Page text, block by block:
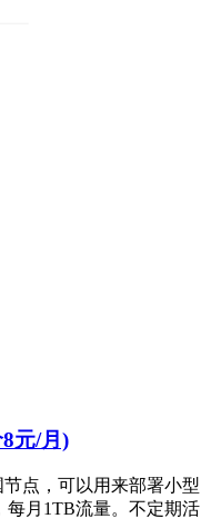
元/月)
点，可以用来部署小型
每月1TB流量。不定期活